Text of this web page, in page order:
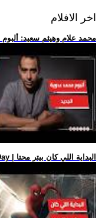
اخر الافلام
.. محمد علام وهيثم سعيد:
.. فيلم Spider-Man: Brand New Day | البداية اللي كان بيتر محتا